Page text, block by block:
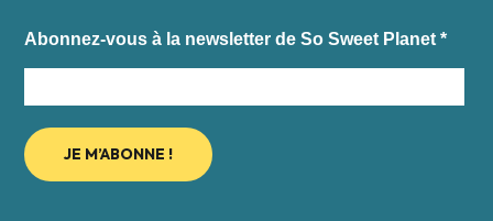
Abonnez-vous à la newsletter de So Sweet Planet*